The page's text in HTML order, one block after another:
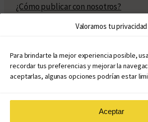
Valoramos tu privacidad
Para brindarte la mejor experiencia posible,
recordar tus preferencias y mejorar la
aceptarlas, algunas opciones podrían estar
Aceptar
¿Cómo publicar con nosotros?
Políticas de publicación
Políticas de coedición
Atribuciones